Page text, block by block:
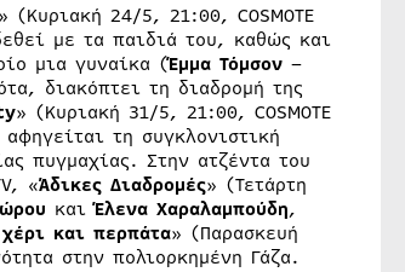
(Κυριακή 24/5, 21:00, COSMOTE
με τα παιδιά του, καθώς και
μια γυναίκα (Έμμα Τόμσον–
διακόπτει τη διαδρομή της
» (Κυριακή 31/5, 21:00, COSMOTE
τη συγκλονιστική
πυγμαχίας. Στην ατζέντα του
«Άδικες Διαδρομές» (Τετάρτη
καιΈλενα Χαραλαμπούδη,
και περπάτα» (Παρασκευή
στην πολιορκημένη Γάζα.